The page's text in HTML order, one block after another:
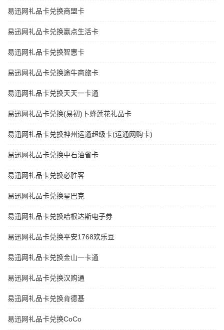
易迅网礼品卡兑换商盟卡
易迅网礼品卡兑换赢点生活卡
易迅网礼品卡兑换智惠卡
易迅网礼品卡兑换途牛商旅卡
易迅网礼品卡兑换天天一卡通
易迅网礼品卡兑换(易初)卜蜂莲花礼品卡
易迅网礼品卡兑换神州运通超级卡(运通网购卡)
易迅网礼品卡兑换中石油省卡
易迅网礼品卡兑换必胜客
易迅网礼品卡兑换星巴克
易迅网礼品卡兑换哈根达斯电子券
易迅网礼品卡兑换平安1768欢乐豆
易迅网礼品卡兑换金山一卡通
易迅网礼品卡兑换汉购通
易迅网礼品卡兑换肯德基
易迅网礼品卡兑换CoCo